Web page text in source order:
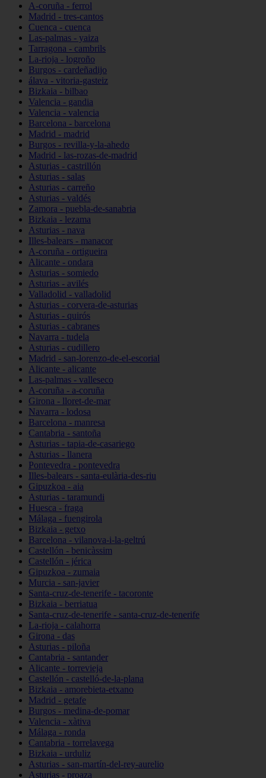
A-coruña - ferrol
Madrid - tres-cantos
Cuenca - cuenca
Las-palmas - yaiza
Tarragona - cambrils
La-rioja - logroño
Burgos - cardeñadijo
álava - vitoria-gasteiz
Bizkaia - bilbao
Valencia - gandia
Valencia - valencia
Barcelona - barcelona
Madrid - madrid
Burgos - revilla-y-la-ahedo
Madrid - las-rozas-de-madrid
Asturias - castrillón
Asturias - salas
Asturias - carreño
Asturias - valdés
Zamora - puebla-de-sanabria
Bizkaia - lezama
Asturias - nava
Illes-balears - manacor
A-coruña - ortigueira
Alicante - ondara
Asturias - somiedo
Asturias - avilés
Valladolid - valladolid
Asturias - corvera-de-asturias
Asturias - quirós
Asturias - cabranes
Navarra - tudela
Asturias - cudillero
Madrid - san-lorenzo-de-el-escorial
Alicante - alicante
Las-palmas - valleseco
A-coruña - a-coruña
Girona - lloret-de-mar
Navarra - lodosa
Barcelona - manresa
Cantabria - santoña
Asturias - tapia-de-casariego
Asturias - llanera
Pontevedra - pontevedra
Illes-balears - santa-eulària-des-riu
Gipuzkoa - aia
Asturias - taramundi
Huesca - fraga
Málaga - fuengirola
Bizkaia - getxo
Barcelona - vilanova-i-la-geltrú
Castellón - benicàssim
Castellón - jérica
Gipuzkoa - zumaia
Murcia - san-javier
Santa-cruz-de-tenerife - tacoronte
Bizkaia - berriatua
Santa-cruz-de-tenerife - santa-cruz-de-tenerife
La-rioja - calahorra
Girona - das
Asturias - piloña
Cantabria - santander
Alicante - torrevieja
Castellón - castelló-de-la-plana
Bizkaia - amorebieta-etxano
Madrid - getafe
Burgos - medina-de-pomar
Valencia - xàtiva
Málaga - ronda
Cantabria - torrelavega
Bizkaia - urduliz
Asturias - san-martín-del-rey-aurelio
Asturias - proaza